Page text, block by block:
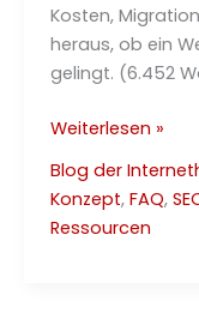
Kosten,
heraus, ob ein
gelingt. (6.452
Yoast
und
Rank
Math:
Weiterlesen »
Blog der
Konzept, FAQ,
Ressourcen